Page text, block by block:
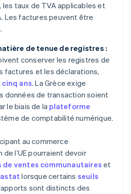
les taux de TVA applicables et
Les factures peuvent être
de tenue de registres :
conserver les registres de
factures et les déclarations,
cinq ans. La Grèce exige
données de transaction soient
le biais de la plateforme
de comptabilité numérique.
au commerce
l’UE pourraient devoir
de ventes communautaires et
lorsque certains seuils
sont distincts des